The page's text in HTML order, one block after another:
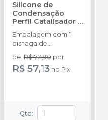
Silicone de
Condensação
Perfil Catalisador-
VIGODENT
Embalagem com 1
bisnaga de
catalisador com 50g.
de: R$ 73,90 por:
R$ 57,13 no Pix
Qtd :